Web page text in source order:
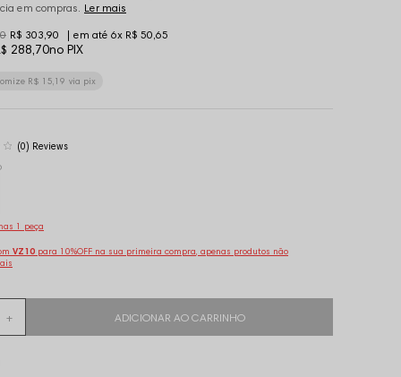
em compras. Ler mais
288,70no PIX
R$ 303,90 6x R$ 50,65
R$ 15,19 via pix
(0)
1 peça
VZ10 para 10%OFF na sua primeira compra, apenas produtos não